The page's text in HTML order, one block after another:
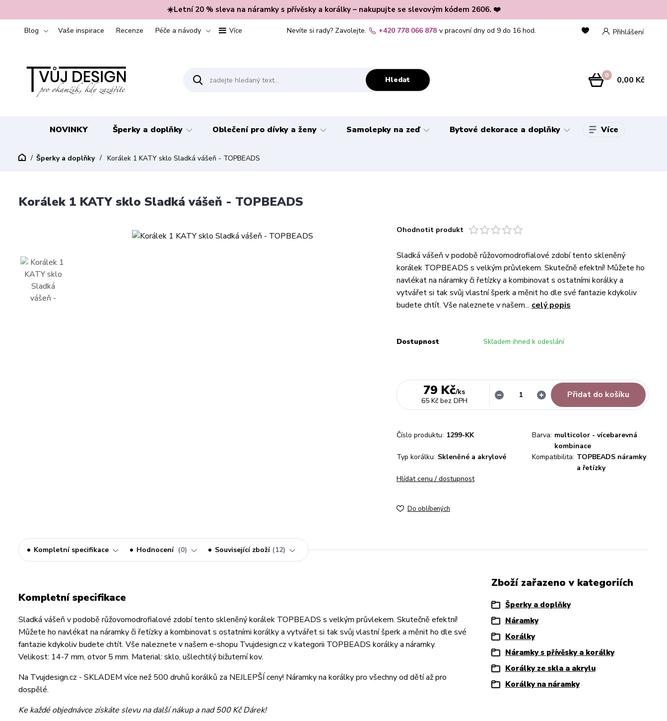
☀️Letní 20 % sleva na náramky s přívěsky a korálky – nakupujte se slevovým kódem 2606. ❤️
Blog Vaše inspirace Recenze Péče a návody Více Přihlášení
Hledat
Nevíte si rady? Zavolejte. +420 778 066 878 v pracovní dny od 9 do 16 hod.
0 0,00 Kč
NOVINKY Šperky a doplňky Oblečení pro dívky a ženy Samolepky na zeď Bytové dekorace a doplňky Více
Šperky a doplňky Korálek 1 KATY sklo Sladká vášeň - TOPBEADS
Korálek 1 KATY sklo Sladká vášeň - TOPBEADS
Ohodnotit produkt
Sladká vášeň v podobě růžovomodrofialové zdobí tento skleněný
korálek TOPBEADS s velkým průvlekem. Skutečně efektní! Můžete ho
navlékat na náramky či řetízky a kombinovat s ostatními korálky a
vytvářet si tak svůj vlastní šperk a měnit ho dle své fantazie kdykoliv
budete chtít. Vše naleznete v našem... celý popis
Dostupnost Skladem ihned k odeslání
79 Kč/ks
65 Kč bez DPH
Přidat do košíku
Číslo produktu: 1299-KK Barva: multicolor - vícebarevná
kombinace
Typ korálku: Skleněné a akrylové Kompatibilita: TOPBEADS náramky
a řetízky
Hlídat cenu / dostupnost
Do oblíbených
Kompletní specifikace Hodnocení 0 Související zboží 12
Kompletní specifikace
Sladká vášeň v podobě růžovomodrofialové zdobí tento skleněný korálek TOPBEADS s velkým průvlekem. Skutečně efektní!
Můžete ho navlékat na náramky či řetízky a kombinovat s ostatními korálky a vytvářet si tak svůj vlastní šperk a měnit ho dle své
fantazie kdykoliv budete chtít. Vše naleznete v našem e-shopu Tvujdesign.cz v kategorii TOPBEADS korálky a náramky.
Velikost: 14-7 mm, otvor 5 mm. Material: sklo, ušlechtilý bižuterní kov.
Na Tvujdesign.cz - SKLADEM více než 500 druhů korálků za NEJLEPŠÍ ceny! Náramky na korálky pro všechny od dětí až pro
dospělé.
Ke každé objednávce získáte slevu na další nákup a nad 500 Kč Dárek!
Zboží zařazeno v kategoriích
Šperky a doplňky
Náramky
Korálky
Náramky s přívěsky a korálky
Korálky ze skla a akrylu
Korálky na náramky